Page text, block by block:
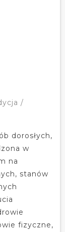
/
dorosłych,
w
na
stanów
fizyczne,